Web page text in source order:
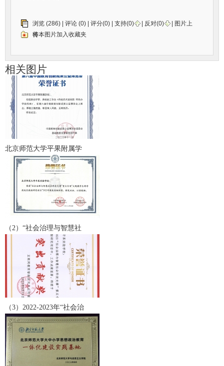
浏览 (286) | 评论 (0) | 评分(0) | 支持(0) 反对(0)
| 图片上
传：
将本图片加入收藏夹
相关图片
北京师范大学平果附属学
（2）“社会治理与智慧社
（3）2022-2023年“社会治